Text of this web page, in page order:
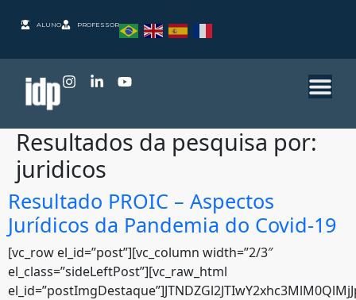
ALUNO PROFESSOR
Resultados da pesquisa por:
juridicos
Resultado PROIC – Aspectos
Jurídicos da Pandemia do Covid-19
[vc_row el_id=”post”][vc_column width=”2/3″
el_class=”sideLeftPost”][vc_raw_html